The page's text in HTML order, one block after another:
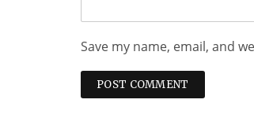
Save my name, email, and